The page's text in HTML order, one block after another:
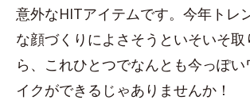
意外なHITアイテムです。今年トレ
な顔づくりによさそうといそいそ取
ら、これひとつでなんとも今っぽい
イクができるじゃありませんか！